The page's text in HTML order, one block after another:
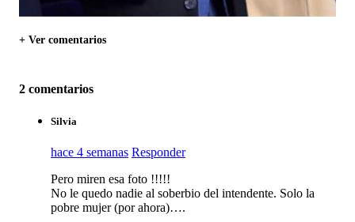
+ Ver comentarios
2 comentarios
Silvia
hace 4 semanas Responder
Pero miren esa foto !!!!!
No le quedo nadie al soberbio del intendente. Solo la
pobre mujer (por ahora)….